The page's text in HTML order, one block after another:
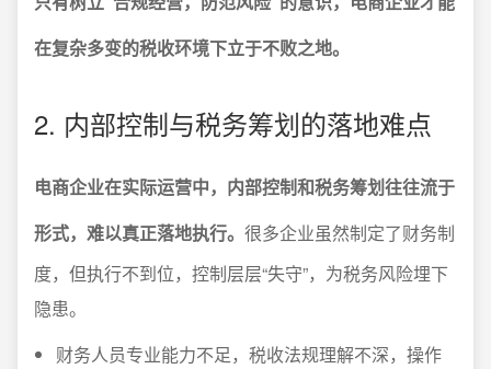
在复杂多变的税收环境下立于不败之地。
2. 内部控制与税务筹划的落地难点
电商企业在实际运营中，内部控制和税务筹划往往流于
形式，难以真正落地执行。 很多企业虽然制定了财务制
度，但执行不到位，控制层层“失守”，为税务风险埋下
隐患。
财务人员专业能力不足，税收法规理解不深，操作